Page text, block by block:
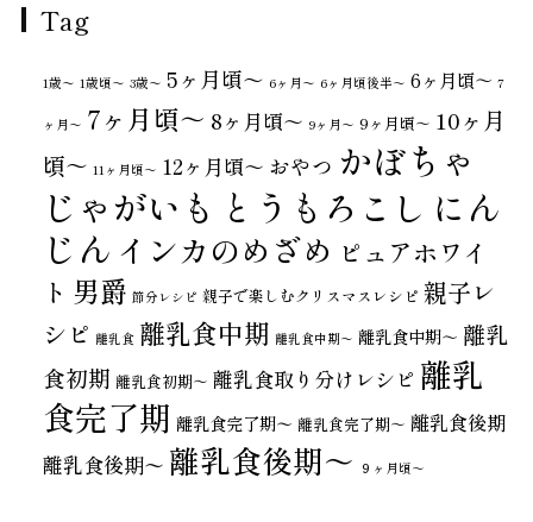
Tag
1歳〜 1歳頃～ 3歳〜 5ヶ月頃～ 6ヶ月〜 6ヶ月頃後半～ 6ヶ月頃～ 7
ヶ月〜 7ヶ月頃～ 8ヶ月頃～ 9ヶ月〜 9ヶ月頃～ 10ヶ月
頃～ 11ヶ月頃～ 12ヶ月頃～ おやつ かぼちゃ
じゃがいも とうもろこし にん
じん インカのめざめ ピュアホワイ
ト 男爵 節分レシピ 親子で楽しむクリスマスレシピ 親子レ
シピ 離乳食 離乳食中期 離乳食中期〜 離乳食中期～ 離乳
食初期 離乳食初期～ 離乳食取り分けレシピ 離乳
食完了期 離乳食完了期〜 離乳食完了期～ 離乳食後期
離乳食後期〜 離乳食後期～ ９ヶ月頃～